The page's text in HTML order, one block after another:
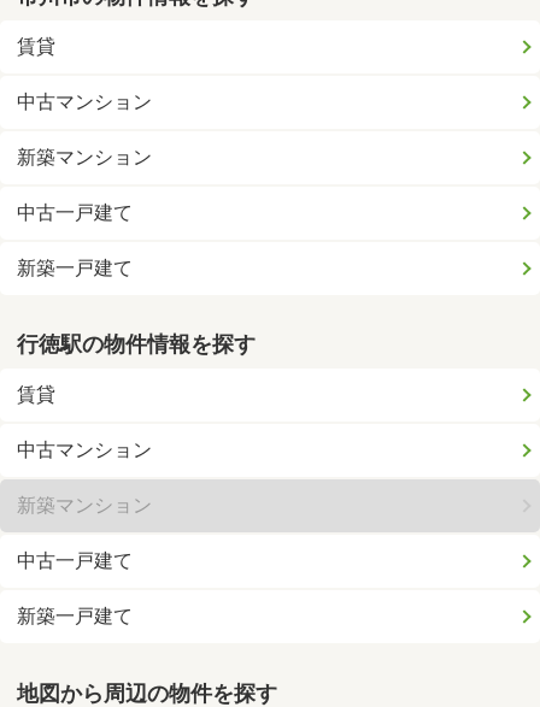
賃貸
中古マンション
新築マンション
中古一戸建て
新築一戸建て
行徳駅の物件情報を探す
賃貸
中古マンション
新築マンション
中古一戸建て
新築一戸建て
地図から周辺の物件を探す